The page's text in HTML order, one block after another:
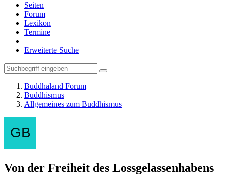
Seiten
Forum
Lexikon
Termine
Erweiterte Suche
Buddhaland Forum
Buddhismus
Allgemeines zum Buddhismus
Von der Freiheit des Lossgelassenhabens